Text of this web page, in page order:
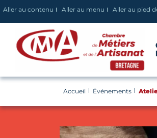
Panneau de gestion des cookies
Aller au contenu Aller au menu Aller au pied
Accueil Événements